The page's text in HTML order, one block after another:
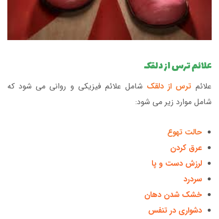
علائم ترس از دلقک
علائم ترس از دلقک شامل علائم فیزیکی و روانی می شود که
شامل موارد زیر می شود:
حالت تهوع
عرق کردن
لرزش دست و پا
سردرد
خشک شدن دهان
دشواری در تنفس